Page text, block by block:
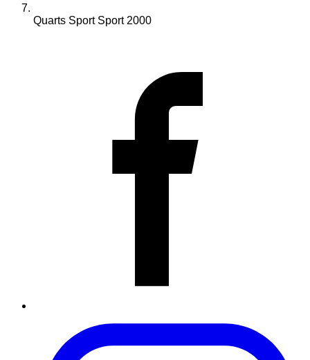
Quarts Sport Sport 2000